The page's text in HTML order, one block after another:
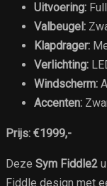
Uitvoering:
Valbeugel:
Klapdrager:
Verlichting:
Windscherm:
Accenten:
Prijs: €1999,-
Deze Sym Fiddle2
Fiddle design met